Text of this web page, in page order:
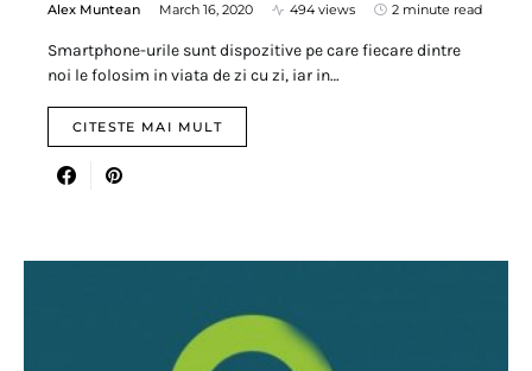
Alex Muntean March 16, 2020 494 views 2 minute read
Smartphone-urile sunt dispozitive pe care fiecare dintre
noi le folosim in viata de zi cu zi, iar in…
CITESTE MAI MULT